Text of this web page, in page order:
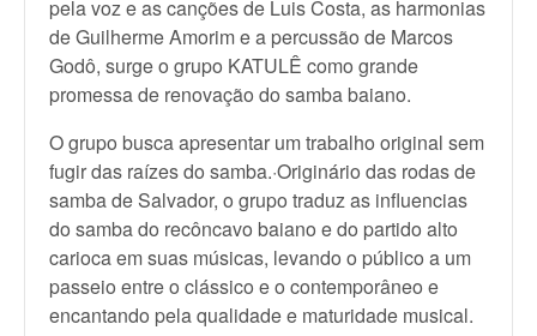
pela voz e as canções de Luis Costa, as harmonias
de Guilherme Amorim e a percussão de Marcos
Godô, surge o grupo KATULÊ como grande
promessa de renovação do samba baiano.
O grupo busca apresentar um trabalho original sem
fugir das raízes do samba.·Originário das rodas de
samba de Salvador, o grupo traduz as influencias
do samba do recôncavo baiano e do partido alto
carioca em suas músicas, levando o público a um
passeio entre o clássico e o contemporâneo e
encantando pela qualidade e maturidade musical.